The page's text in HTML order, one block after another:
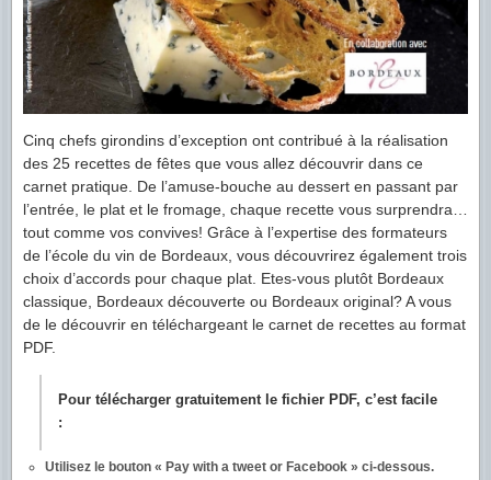
Cinq chefs girondins d’exception ont contribué à la réalisation
des 25 recettes de fêtes que vous allez découvrir dans ce
carnet pratique. De l’amuse-bouche au dessert en passant par
l’entrée, le plat et le fromage, chaque recette vous surprendra…
tout comme vos convives! Grâce à l’expertise des formateurs
de l’école du vin de Bordeaux, vous découvrirez également trois
choix d’accords pour chaque plat. Etes-vous plutôt Bordeaux
classique, Bordeaux découverte ou Bordeaux original? A vous
de le découvrir en téléchargeant le carnet de recettes au format
PDF.
Pour télécharger gratuitement le fichier PDF, c’est facile
:
Utilisez le bouton « Pay with a tweet or Facebook » ci-dessous.